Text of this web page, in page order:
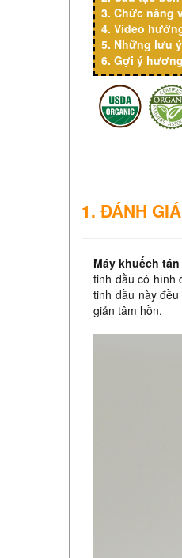
3. Chức năng
4. Video
5. Những lưu
6. Gợi ý
1. ĐÁNH
Máy khuếch
tinh dầu có hình
tinh dầu này
giản tâm hồn.